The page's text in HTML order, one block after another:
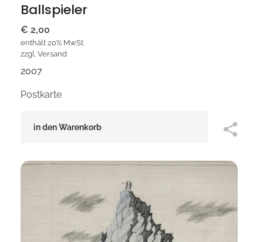
Ballspieler
€ 2,00
enthält 20% MwSt.
zzgl. Versand
2007
Postkarte
in den Warenkorb